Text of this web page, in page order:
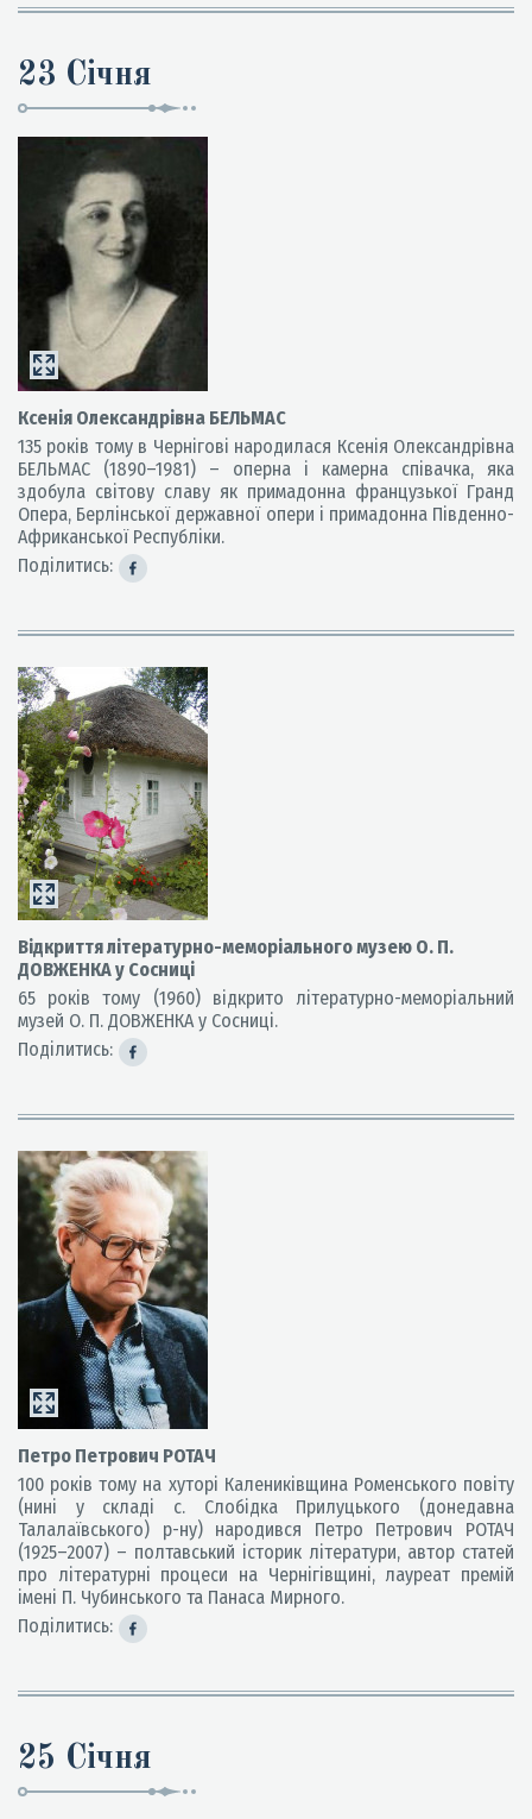
23 Січня
Ксенія Олександрівна БЕЛЬМАС
135 років тому в Чернігові народилася Ксенія Олександрівна
БЕЛЬМАС (1890–1981) – оперна і камерна співачка, яка
здобула світову славу як примадонна французької Гранд
Опера, Берлінської державної опери і примадонна Південно-
Африканської Республіки.
Поділитись:
Відкриття літературно-меморіального музею О. П.
ДОВЖЕНКА у Сосниці
65 років тому (1960) відкрито літературно-меморіальний
музей О. П. ДОВЖЕНКА у Сосниці.
Поділитись:
Петро Петрович РОТАЧ
100 років тому на хуторі Калениківщина Роменського повіту
(нині у складі с. Слобідка Прилуцького (донедавна
Талалаївського) р-ну) народився Петро Петрович РОТАЧ
(1925–2007) – полтавський історик літератури, автор статей
про літературні процеси на Чернігівщині, лауреат премій
імені П. Чубинського та Панаса Мирного.
Поділитись:
25 Січня